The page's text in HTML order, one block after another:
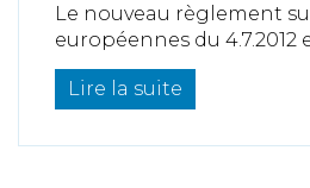
Le nouveau règlement
européennes du 4.7.2012
Lire la suite